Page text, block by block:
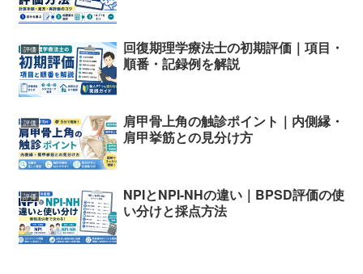
評価
回復期理学療法士の初期評価｜項目・
順番・記録例を解説
評価
肩甲骨上角の触診ポイント｜内側縁・
肩甲挙筋との見分け方
評価
NPIとNPI-NHの違い｜BPSD評価の使
い分けと採点方法